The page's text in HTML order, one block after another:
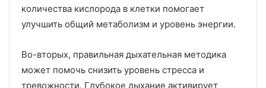
количества кислорода в клетки помогает
улучшить общий метаболизм и уровень энергии.
Во-вторых, правильная дыхательная методика
может помочь снизить уровень стресса и
тревожности. Глубокое дыхание активирует